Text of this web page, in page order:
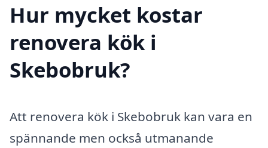
Hur mycket kostar
renovera kök i
Skebobruk?
Att renovera kök i Skebobruk kan vara en
spännande men också utmanande